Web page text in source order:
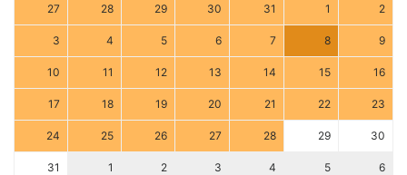
27 28 29 30 31 1 2
3 4 5 6 7 8 9
10 11 12 13 14 15 16
17 18 19 20 21 22 23
24 25 26 27 28 29 30
31 1 2 3 4 5 6